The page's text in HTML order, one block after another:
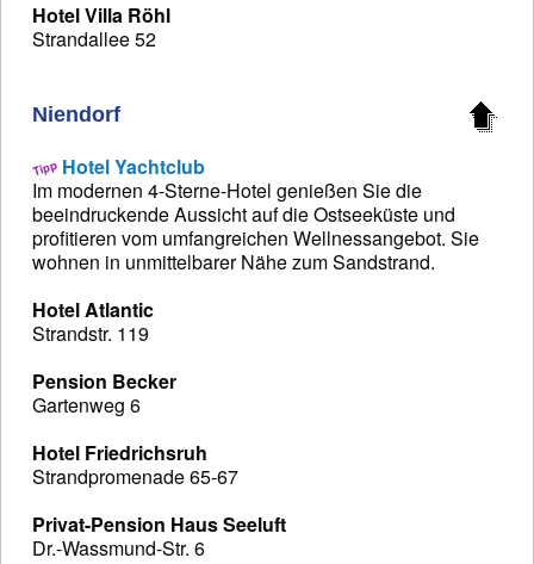
Hotel Villa Röhl
Strandallee 52
Niendorf
Hotel Yachtclub
Im modernen 4-Sterne-Hotel genießen Sie die
beeindruckende Aussicht auf die Ostseeküste und
profitieren vom umfangreichen Wellnessangebot. Sie
wohnen in unmittelbarer Nähe zum Sandstrand.
Hotel Atlantic
Strandstr. 119
Pension Becker
Gartenweg 6
Hotel Friedrichsruh
Strandpromenade 65-67
Privat-Pension Haus Seeluft
Dr.-Wassmund-Str. 6